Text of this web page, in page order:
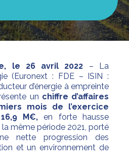
le 26 avril 2022 – La
(Euronext : FDE – ISIN :
d’énergie à empreinte
un chiffre d’affaires
mois de l’exercice
16,9 M€,en forte hausse
la même période 2021, porté
nette progression des
et un environnement de